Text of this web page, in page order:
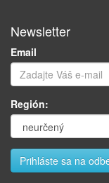
Newsletter
Email
Región: